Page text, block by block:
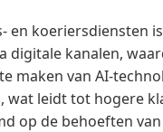
en koeriersdiensten
digitale kanalen,
maken van AI-
leidt tot hogere
op de behoeften